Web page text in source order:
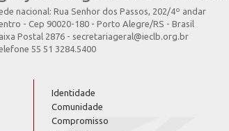
nacional: Rua Senhor dos Passos, 202/4º andar
- Cep 90020-180 - Porto Alegre/RS - Brasil
Postal 2876 - secretariageral@ieclb.org.br
55 51 3284.5400
Identidade
Comunidade
Compromisso